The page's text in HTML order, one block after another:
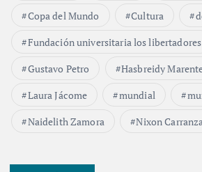
Copa del Mundo
Cultura
Fundación universitaria los libertadores
Gustavo Petro
Hasbreidy
Laura Jácome
mundial
Naidelith Zamora
Nixon